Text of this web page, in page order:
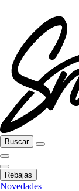
Buscar
Rebajas
Novedades